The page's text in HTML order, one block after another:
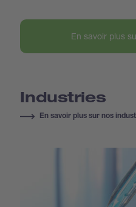
En savoir plus
Industries
En savoir plus sur nos